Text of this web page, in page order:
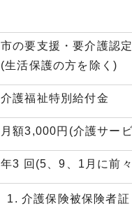
市の要支援・要介護認
(生活保護の方を除く)
介護福祉特別給付金
月額3,000円(介護サー
年3 回(5、9、1月に前
介護保険被保険者証